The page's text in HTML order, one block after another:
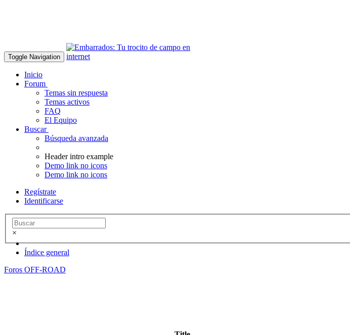
Toggle Navigation
Inicio
Forum
Temas sin respuesta
Temas activos
FAQ
El Equipo
Buscar
Búsqueda avanzada
Header intro example
Demo link no icons
Demo link no icons
Regístrate
Identificarse
×
Índice general
Foros OFF-ROAD